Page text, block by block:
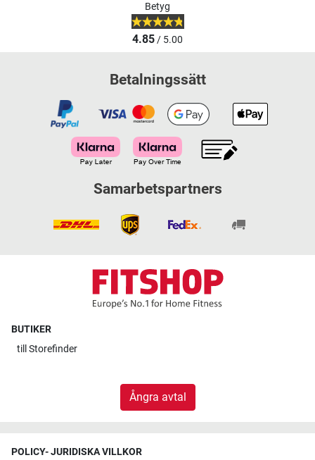
Betyg
4.85/ 5.00
Betalningssätt
Samarbetspartners
BUTIKER
till Storefinder
Ångra avtal
POLICY- JURIDISKA VILLKOR